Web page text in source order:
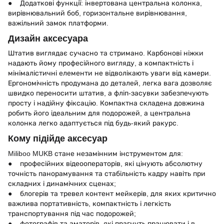
● Додаткові функції: інвертована центральна колонка,
вирівнювальний боб, горизонтальне вирівнювання,
важільний замок платформи.
Дизайн аксесуара
Штатив виглядає сучасно та стримано. Карбонові ніжки
надають йому професійного вигляду, а компактність і
мінімалістичні елементи не відволікають уваги від камери.
Ергономічність продумана до деталей, легка вага дозволяє
швидко переносити штатив, а фліп-засувки забезпечують
просту і надійну фіксацію. Компактна складена довжина
робить його ідеальним для подорожей, а центральна
колонка легко адаптується під будь-який ракурс.
Кому підійде аксесуар
Miliboo MUKB стане незамінним інструментом для:
● професійних відеооператорів, які цінують абсолютну
точність панорамування та стабільність кадру навіть при
складних і динамічних сценах;
● блогерів та тревел контент мейкерів, для яких критично
важлива портативність, компактність і легкість
транспортування під час подорожей;